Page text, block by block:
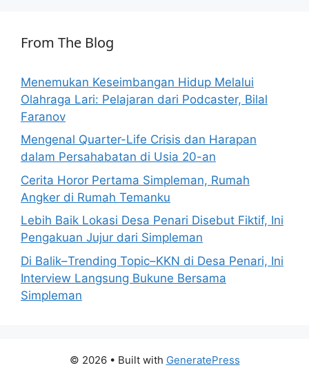
From The Blog
Menemukan Keseimbangan Hidup Melalui
Olahraga Lari: Pelajaran dari Podcaster, Bilal
Faranov
Mengenal Quarter-Life Crisis dan Harapan
dalam Persahabatan di Usia 20-an
Cerita Horor Pertama Simpleman, Rumah
Angker di Rumah Temanku
Lebih Baik Lokasi Desa Penari Disebut Fiktif, Ini
Pengakuan Jujur dari Simpleman
Di Balik–Trending Topic–KKN di Desa Penari, Ini
Interview Langsung Bukune Bersama
Simpleman
© 2026 • Built with GeneratePress